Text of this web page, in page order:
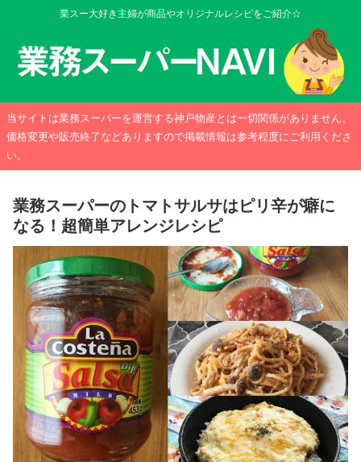
業スー大好き主婦が商品やオリジナルレシピをご紹介☆
当サイトは業務スーパーを運営する神戸物産とは一切関係がありません。
価格変更や販売終了などありますので掲載情報は参考程度にご利用くださ
い。
業務スーパーのトマトサルサはピリ辛が癖に
なる！超簡単アレンジレシピ